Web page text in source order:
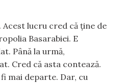
Acest lucru cred că ține de
Basarabiei. E
Până la urmă,
Cred că asta contează.
mai departe. Dar, cu